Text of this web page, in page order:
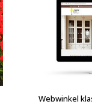
Webwinkel